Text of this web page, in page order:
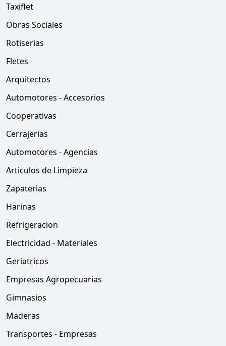
Taxiflet
Obras Sociales
Rotiserias
Fletes
Arquitectos
Automotores - Accesorios
Cooperativas
Cerrajerias
Automotores - Agencias
Articulos de Limpieza
Zapaterias
Harinas
Refrigeracion
Electricidad - Materiales
Geriatricos
Empresas Agropecuarias
Gimnasios
Maderas
Transportes - Empresas